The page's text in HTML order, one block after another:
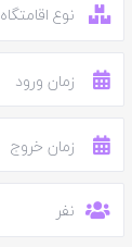
نوع اقامتگاه
نفر